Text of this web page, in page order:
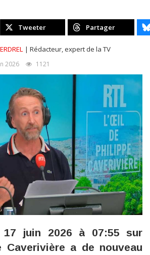
Tweeter Partager
| Rédacteur, expert de la TV
2026 1121
17 juin 2026 à 07:55 sur
Caverivière a de nouveau